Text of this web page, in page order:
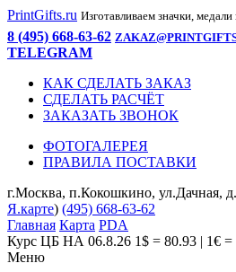
PrintGifts.ru Изготавливаем значки,
8 (495) 668-63-62
TELEGRAM
КАК СДЕЛАТЬ ЗАКАЗ
СДЕЛАТЬ РАСЧЁТ
ЗАКАЗАТЬ ЗВОНОК
ФОТОГАЛЕРЕЯ
ПРАВИЛА ПОСТАВКИ
г.Москва, п.Кокошкино, ул.Дачная,
Я.карте) (495) 668-63-62
Главная Карта PDA
Курс ЦБ НА 06.8.26 1$ = 80.93 | 1€ =
Меню